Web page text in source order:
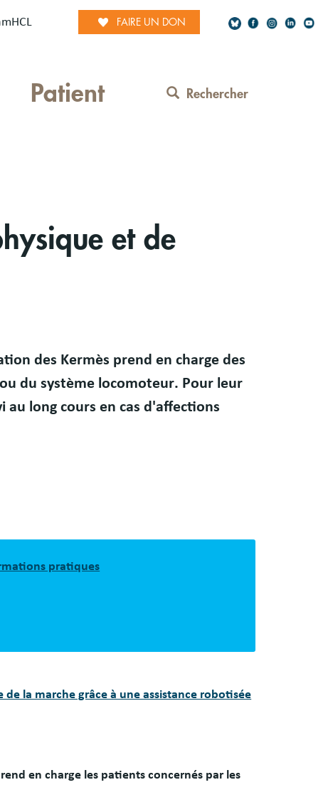
FAIRE UN DON
Network
Patient Rechercher
et de
des Kermès prend en charge des
du système locomoteur. Pour leur
long cours en cas d'affections
pratiques
la marche grâce à une assistance robotisée
en charge les patients concernés par les